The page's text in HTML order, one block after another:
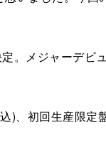
メジャーデビ
初回生産限定